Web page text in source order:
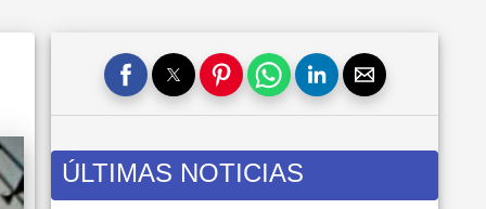
ÚLTIMAS NOTICIAS